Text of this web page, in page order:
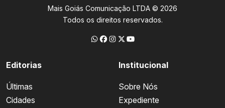
Mais Goiás Comunicação LTDA © 2026
Todos os direitos reservados.
Editorias
Últimas
Cidades
Institucional
Sobre Nós
Expediente